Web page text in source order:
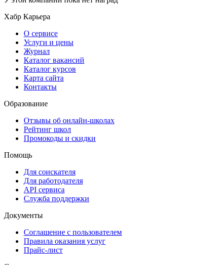
Хабр Карьера
О сервисе
Услуги и цены
Журнал
Каталог вакансий
Каталог курсов
Карта сайта
Контакты
Образование
Отзывы об онлайн-школах
Рейтинг школ
Промокоды и скидки
Помощь
Для соискателя
Для работодателя
API сервиса
Служба поддержки
Документы
Соглашение с пользователем
Правила оказания услуг
Прайс-лист